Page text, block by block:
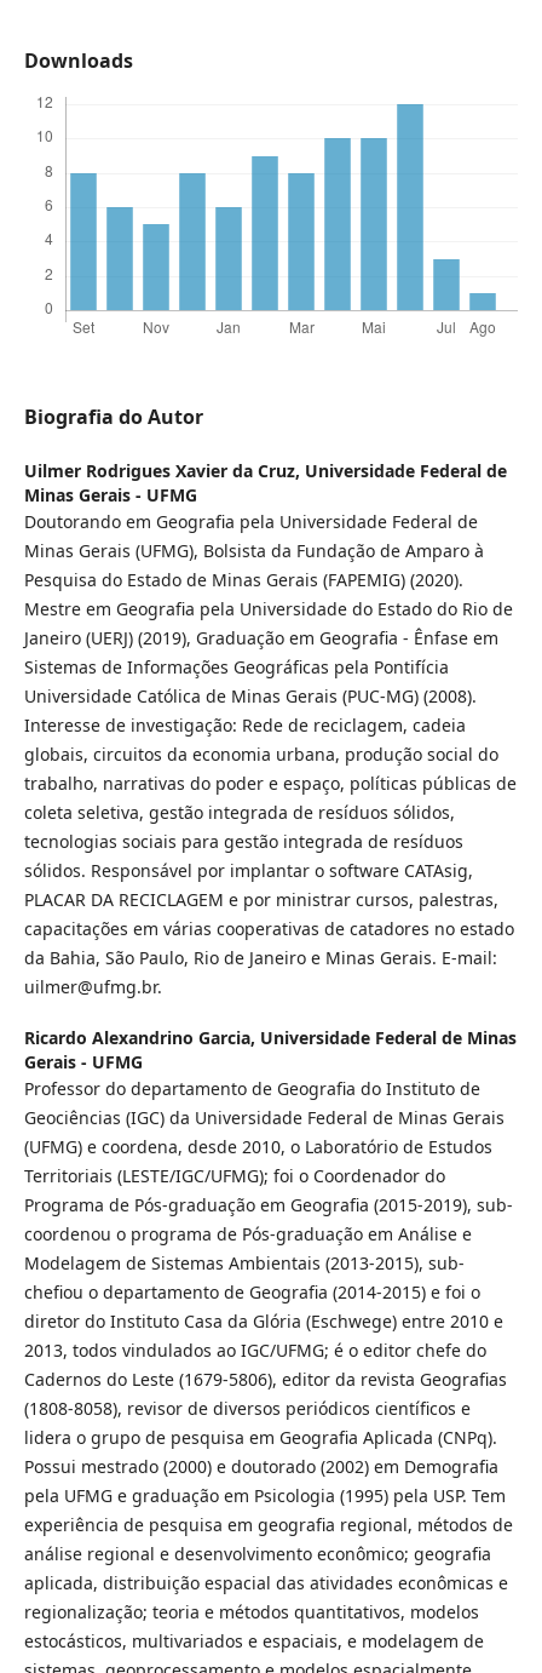
Downloads
Biografia do Autor
Uilmer Rodrigues Xavier da Cruz, Universidade Federal de
Minas Gerais - UFMG
Doutorando em Geografia pela Universidade Federal de
Minas Gerais (UFMG), Bolsista da Fundação de Amparo à
Pesquisa do Estado de Minas Gerais (FAPEMIG) (2020).
Mestre em Geografia pela Universidade do Estado do Rio de
Janeiro (UERJ) (2019), Graduação em Geografia - Ênfase em
Sistemas de Informações Geográficas pela Pontifícia
Universidade Católica de Minas Gerais (PUC-MG) (2008).
Interesse de investigação: Rede de reciclagem, cadeia
globais, circuitos da economia urbana, produção social do
trabalho, narrativas do poder e espaço, políticas públicas de
coleta seletiva, gestão integrada de resíduos sólidos,
tecnologias sociais para gestão integrada de resíduos
sólidos. Responsável por implantar o software CATAsig,
PLACAR DA RECICLAGEM e por ministrar cursos, palestras,
capacitações em várias cooperativas de catadores no estado
da Bahia, São Paulo, Rio de Janeiro e Minas Gerais. E-mail:
uilmer@ufmg.br.
Ricardo Alexandrino Garcia, Universidade Federal de Minas
Gerais - UFMG
Professor do departamento de Geografia do Instituto de
Geociências (IGC) da Universidade Federal de Minas Gerais
(UFMG) e coordena, desde 2010, o Laboratório de Estudos
Territoriais (LESTE/IGC/UFMG); foi o Coordenador do
Programa de Pós-graduação em Geografia (2015-2019), sub-
coordenou o programa de Pós-graduação em Análise e
Modelagem de Sistemas Ambientais (2013-2015), sub-
chefiou o departamento de Geografia (2014-2015) e foi o
diretor do Instituto Casa da Glória (Eschwege) entre 2010 e
2013, todos vindulados ao IGC/UFMG; é o editor chefe do
Cadernos do Leste (1679-5806), editor da revista Geografias
(1808-8058), revisor de diversos periódicos científicos e
lidera o grupo de pesquisa em Geografia Aplicada (CNPq).
Possui mestrado (2000) e doutorado (2002) em Demografia
pela UFMG e graduação em Psicologia (1995) pela USP. Tem
experiência de pesquisa em geografia regional, métodos de
análise regional e desenvolvimento econômico; geografia
aplicada, distribuição espacial das atividades econômicas e
regionalização; teoria e métodos quantitativos, modelos
estocásticos, multivariados e espaciais, e modelagem de